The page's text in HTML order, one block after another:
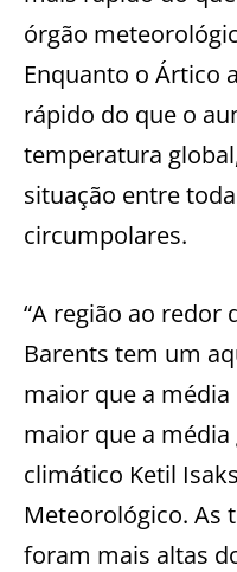
órgão
Enquanto o Ártico
rápido do que o
temperatura
situação entre
circumpolares.
“A região ao redor
Barents tem um
maior que a média
maior que a média
climático Ketil
Meteorológico. As
foram mais altas